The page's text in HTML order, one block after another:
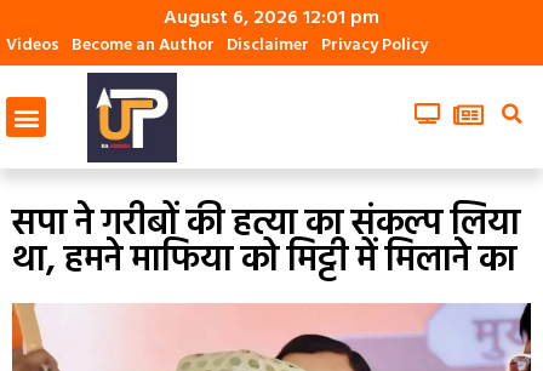
August 6, 2026 12:01 pm
Videos Become an Author Disclaimer Privacy Policy
सपा ने गरीबों की हत्या का संकल्प लिया
था, हमने माफिया को मिट्टी में मिलाने का